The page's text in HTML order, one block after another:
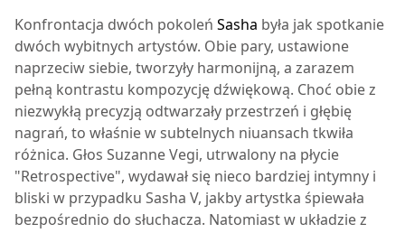
Konfrontacja dwóch pokoleń Sasha była jak spotkanie
dwóch wybitnych artystów. Obie pary, ustawione
naprzeciw siebie, tworzyły harmonijną, a zarazem
pełną kontrastu kompozycję dźwiękową. Choć obie z
niezwykłą precyzją odtwarzały przestrzeń i głębię
nagrań, to właśnie w subtelnych niuansach tkwiła
różnica. Głos Suzanne Vegi, utrwalony na płycie
"Retrospective", wydawał się nieco bardziej intymny i
bliski w przypadku Sasha V, jakby artystka śpiewała
bezpośrednio do słuchacza. Natomiast w układzie z